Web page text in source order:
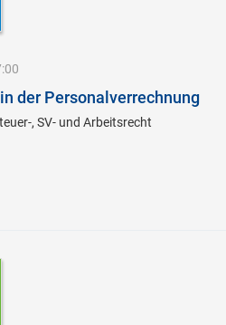
der Personalverrechnung
, SV- und Arbeitsrecht